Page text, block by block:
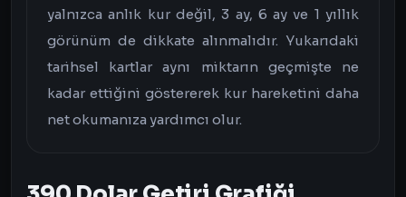
yalnızca anlık kur değil, 3 ay, 6 ay ve 1 yıllık
görünüm de dikkate alınmalıdır. Yukarıdaki
tarihsel kartlar aynı miktarın geçmişte ne
kadar ettiğini göstererek kur hareketini daha
net okumanıza yardımcı olur.